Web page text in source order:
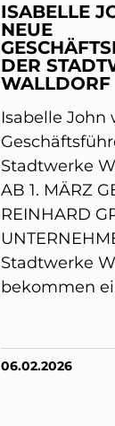
ISABELLE
NEUE
DER
WALLDORF
Isabelle John
Stadtwerke
AB 1. MÄRZ
REINHARD
Stadtwerke
bekommen
06.02.2026